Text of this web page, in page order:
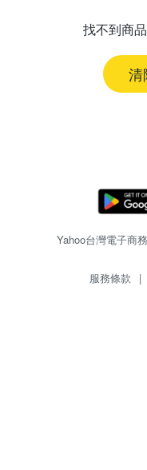
找不到商
清
Yahoo台灣電子商
服務條款 |